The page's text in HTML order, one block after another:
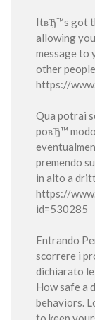
ItвЂ™s got
allowing
message to
other
https://
Qua potrai
poвЂ™
premendo
in alto a
https://
id=530285
Entrando
scorrere i
dichiarato
How safe a
behaviors.